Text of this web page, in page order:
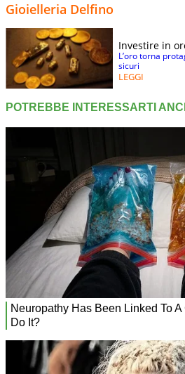
Gioielleria Delfino
Investire in
L’oro torna
sicuri
LEGGI